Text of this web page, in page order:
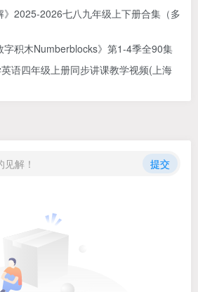
》2025-2026七八九年级上下册合集（多
字积木Numberblocks》第1-4季全90集
语四年级上册同步讲课教学视频(上海
解！ 提交